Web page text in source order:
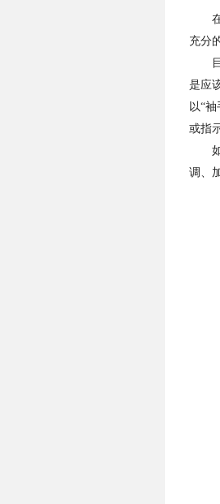
充分
是应
以“袖
或指
调、